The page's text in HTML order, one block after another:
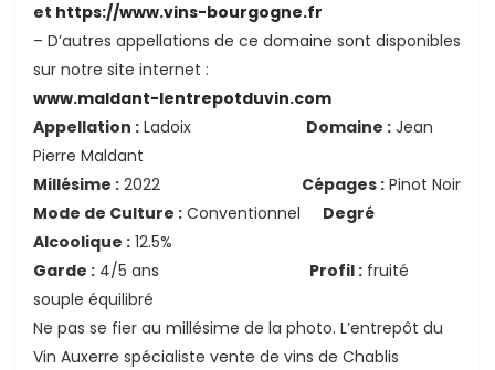
et https://www.vins-bourgogne.fr
– D’autres appellations de ce domaine sont disponibles
sur notre site internet :
www.maldant-lentrepotduvin.com
Appellation : Ladoix Domaine : Jean
Pierre Maldant
Millésime : 2022 Cépages : Pinot Noir
Mode de Culture : Conventionnel Degré
Alcoolique : 12.5%
Garde : 4/5 ans Profil : fruité
souple équilibré
Ne pas se fier au millésime de la photo. L’entrepôt du
Vin Auxerre spécialiste vente de vins de Chablis